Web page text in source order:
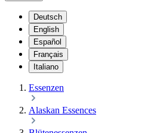
Deutsch
English
Español
Français
Italiano
Essenzen
Alaskan Essences